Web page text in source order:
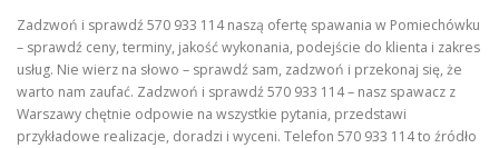
Zadzwoń i sprawdź 570 933 114 naszą ofertę spawania w Pomiechówku
– sprawdź ceny, terminy, jakość wykonania, podejście do klienta i zakres
usług. Nie wierz na słowo – sprawdź sam, zadzwoń i przekonaj się, że
warto nam zaufać. Zadzwoń i sprawdź 570 933 114 – nasz spawacz z
Warszawy chętnie odpowie na wszystkie pytania, przedstawi
przykładowe realizacje, doradzi i wyceni. Telefon 570 933 114 to źródło